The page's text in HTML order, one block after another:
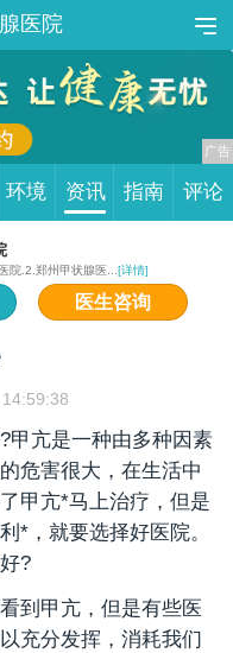
医院
环境 资讯 指南 评论
院.2.郑州甲状腺医... [详情]
医生咨询
?甲亢是一种由多种因素
危害很大，在生活中
甲亢*马上治疗，但是
*，就要选择好医院。
?
到甲亢，但是有些医
充分发挥，消耗我们